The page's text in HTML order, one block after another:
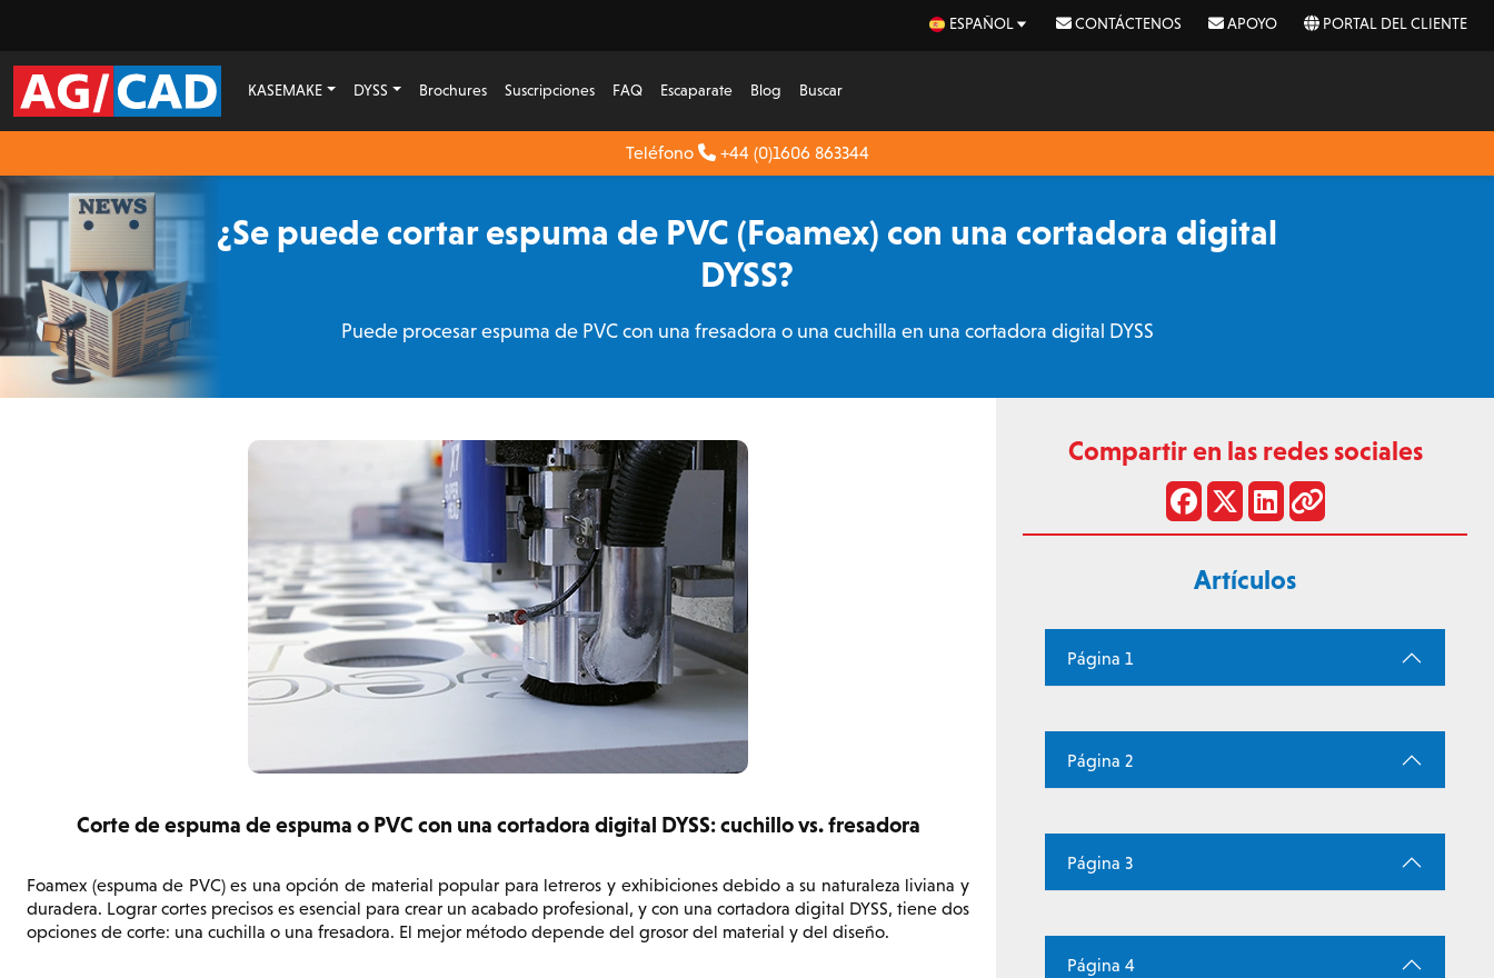
ESPAÑOL CONTÁCTENOS APOYO PORTAL DEL CLIENTE
KASEMAKE DYSS Brochures Suscripciones FAQ Escaparate Blog Buscar
Teléfono +44 (0)1606 863344
¿Se puede cortar espuma de PVC (Foamex) con una cortadora digital
DYSS?
Puede procesar espuma de PVC con una fresadora o una cuchilla en una cortadora digital DYSS
Corte de espuma de espuma o PVC con una cortadora digital DYSS: cuchillo vs. fresadora
Foamex (espuma de PVC) es una opción de material popular para letreros y exhibiciones debido a su naturaleza liviana y
duradera. Lograr cortes precisos es esencial para crear un acabado profesional, y con una cortadora digital DYSS, tiene dos
opciones de corte: una cuchilla o una fresadora. El mejor método depende del grosor del material y del diseño.
Compartir en las redes sociales
Artículos
Página 1
Página 2
Página 3
Página 4